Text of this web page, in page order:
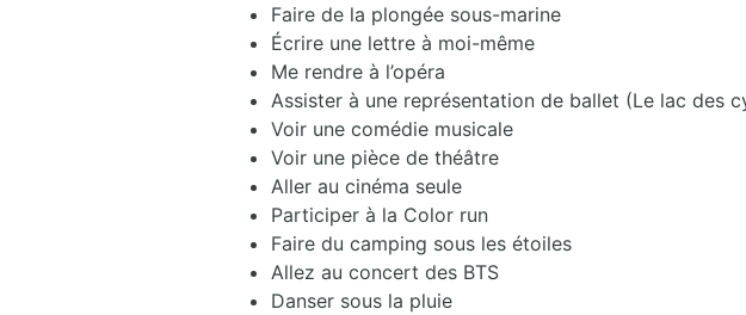
Faire de la plongée sous-marine
Écrire une lettre à moi-même
Me rendre à l’opéra
Assister à une représentation de ballet (Le lac des
Voir une comédie musicale
Voir une pièce de théâtre
Aller au cinéma seule
Participer à la Color run
Faire du camping sous les étoiles
Allez au concert des BTS
Danser sous la pluie